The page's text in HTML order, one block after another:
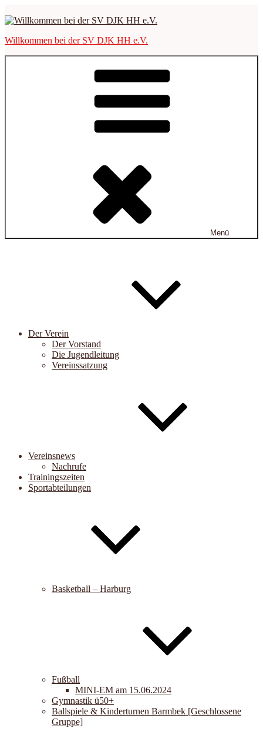
Inhalt
Willkommen bei der SV DJK HH e.V.
Menü
Der Verein
Der Vorstand
Die Jugendleitung
Vereinssatzung
Vereinsnews
Nachrufe
Trainingszeiten
Sportabteilungen
Basketball – Harburg
Fußball
MINI-EM am 15.06.2024
Gymnastik ü50+
Ballspiele & Kinderturnen Barmbek [Geschlossene
Gruppe]